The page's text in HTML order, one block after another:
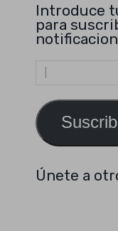
Introduce
para
Dirección
de
Únete a